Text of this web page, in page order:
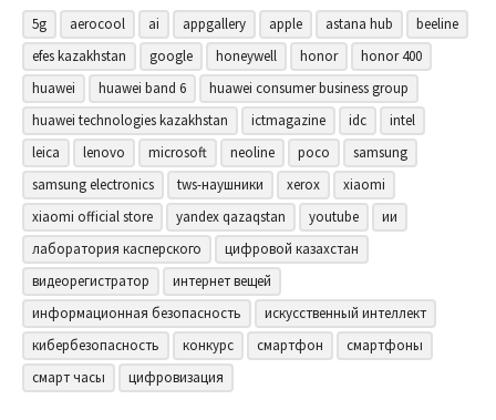
5g aerocool ai appgallery apple astana hub
beeline
efes kazakhstan
google honeywell honor
honor 400
huawei
huawei band 6
huawei consumer business group
huawei technologies kazakhstan
ictmagazine idc
intel
leica
lenovo microsoft neoline poco
samsung
samsung electronics
tws-наушники xerox
xiaomi
xiaomi official store
yandex qazaqstan youtube
ии
лаборатория касперского
цифровой казахстан
видеорегистратор
интернет вещей
информационная безопасность
искусственный интеллект
кибербезопасность
конкурс смартфон
смартфоны
смарт часы
цифровизация